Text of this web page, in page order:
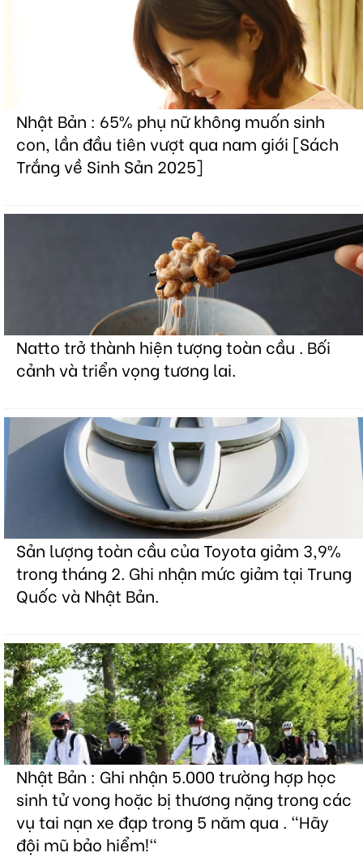
Nhật Bản : 65% phụ nữ không muốn sinh
con, lần đầu tiên vượt qua nam giới [Sách
Trắng về Sinh Sản 2025]
Natto trở thành hiện tượng toàn cầu . Bối
cảnh và triển vọng tương lai.
Sản lượng toàn cầu của Toyota giảm 3,9%
trong tháng 2. Ghi nhận mức giảm tại Trung
Quốc và Nhật Bản.
Nhật Bản : Ghi nhận 5.000 trường hợp học
sinh tử vong hoặc bị thương nặng trong các
vụ tai nạn xe đạp trong 5 năm qua . "Hãy
đội mũ bảo hiểm!"